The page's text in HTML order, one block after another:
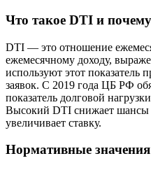
Что такое DTI и
DTI — это отношение
ежемесячному доходу,
используют этот показатель
заявок. С 2019 года ЦБ РФ
показатель долговой
Высокий DTI снижает шансы
увеличивает ставку.
Нормативные